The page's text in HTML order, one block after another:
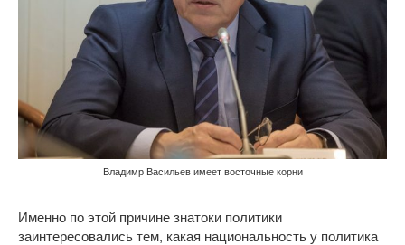
Владимр Васильев имеет восточные корни
Именно по этой причине знатоки политики
заинтересовались тем, какая национальность у политика